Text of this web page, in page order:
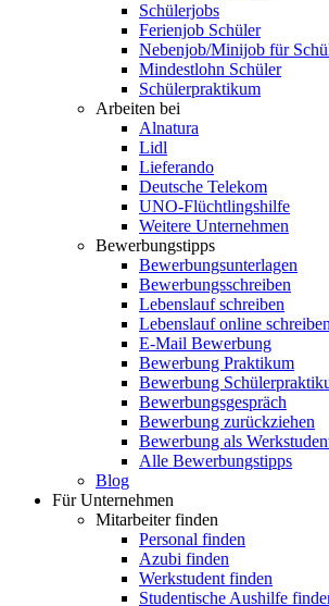
Schülerjobs
Ferienjob Schüler
Nebenjob/Minijob für
Mindestlohn Schüler
Schülerpraktikum
Arbeiten bei
Alnatura
Lidl
Lieferando
Deutsche Telekom
UNO-Flüchtlingshilfe
Weitere Unternehmen
Bewerbungstipps
Bewerbungsunterlagen
Bewerbungsschreiben
Lebenslauf schreiben
Lebenslauf online schreiben
E-Mail Bewerbung
Bewerbung Praktikum
Bewerbung
Bewerbungsgespräch
Bewerbung zurückziehen
Bewerbung als
Alle Bewerbungstipps
Blog
Für Unternehmen
Mitarbeiter finden
Personal finden
Azubi finden
Werkstudent finden
Studentische Aushilfe